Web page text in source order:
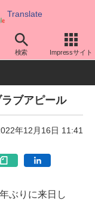
Translate
検索 Impressサイト
ブアピール
年12月16日 11:41
ぶりに来日し